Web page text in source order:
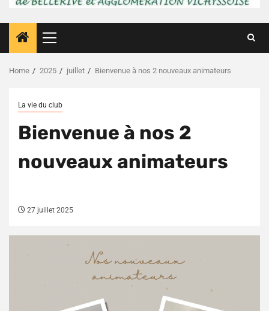
Primary
Menu
Home 2025 juillet Bienvenue à nos 2 nouveaux animateurs
La vie du club
Bienvenue à nos 2
nouveaux animateurs
27 juillet 2025